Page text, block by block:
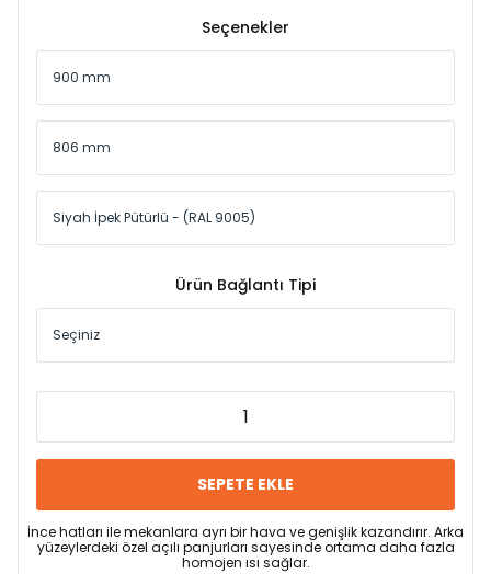
Seçenekler
Ürün Bağlantı Tipi
SEPETE EKLE
İnce hatları ile mekanlara ayrı bir hava ve genişlik kazandırır. Arka
yüzeylerdeki özel açılı panjurları sayesinde ortama daha fazla
homojen ısı sağlar.